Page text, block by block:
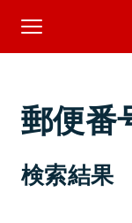
郵便番
検索結果